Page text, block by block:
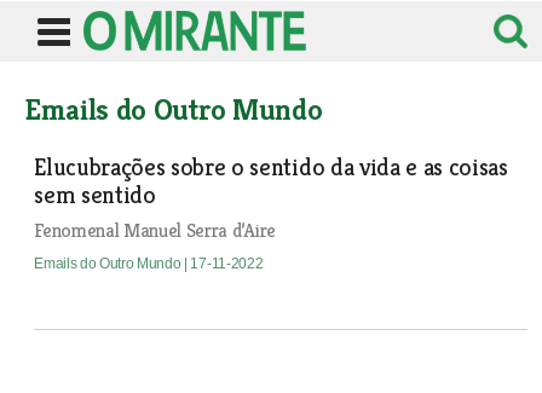
Emails do Outro Mundo
Elucubrações sobre o sentido da vida e as coisas
sem sentido
Fenomenal Manuel Serra d’Aire
Emails do Outro Mundo | 17-11-2022